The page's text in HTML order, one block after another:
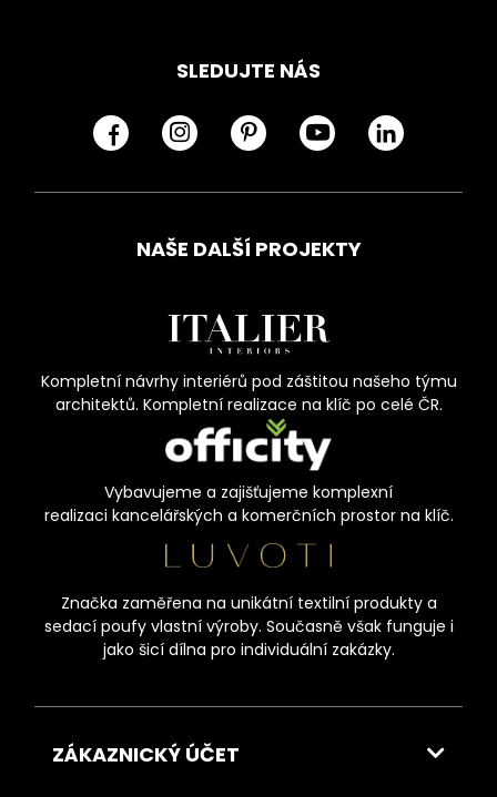
SLEDUJTE NÁS
NAŠE DALŠÍ PROJEKTY
Kompletní návrhy interiérů pod záštitou našeho týmu
architektů. Kompletní realizace na klíč po celé ČR.
Vybavujeme a zajišťujeme komplexní
realizaci kancelářských a komerčních prostor na klíč.
Značka zaměřena na unikátní textilní produkty a
sedací poufy vlastní výroby. Současně však funguje i
jako šicí dílna pro individuální zakázky.
ZÁKAZNICKÝ ÚČET